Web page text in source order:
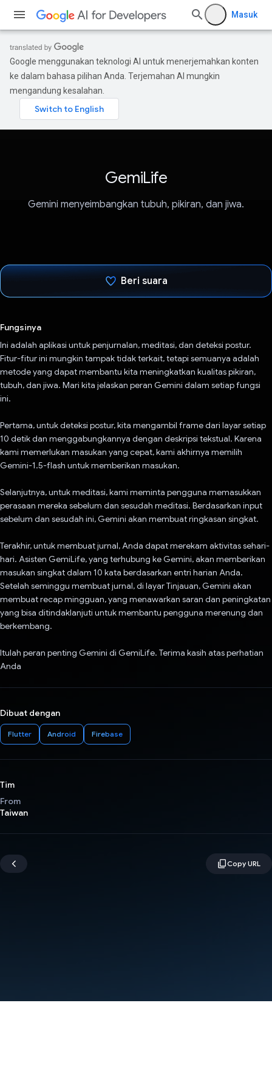
Masuk
Google menggunakan teknologi AI untuk menerjemahkan konten
ke dalam bahasa pilihan Anda. Terjemahan AI mungkin
mengandung kesalahan.
GemiLife
Gemini menyeimbangkan tubuh, pikiran, dan jiwa.
Beri suara
Fungsinya
Ini adalah aplikasi untuk penjurnalan, meditasi, dan deteksi postur.
Fitur-fitur ini mungkin tampak tidak terkait, tetapi semuanya adalah
metode yang dapat membantu kita meningkatkan kualitas pikiran,
tubuh, dan jiwa. Mari kita jelaskan peran Gemini dalam setiap fungsi
ini.
Pertama, untuk deteksi postur, kita mengambil frame dari layar setiap
10 detik dan menggabungkannya dengan deskripsi tekstual. Karena
kami memerlukan masukan yang cepat, kami akhirnya memilih
Gemini-1.5-flash untuk memberikan masukan.
Selanjutnya, untuk meditasi, kami meminta pengguna memasukkan
perasaan mereka sebelum dan sesudah meditasi. Berdasarkan input
sebelum dan sesudah ini, Gemini akan membuat ringkasan singkat.
Terakhir, untuk membuat jurnal, Anda dapat merekam aktivitas sehari-
hari. Asisten GemiLife, yang terhubung ke Gemini, akan memberikan
masukan singkat dalam 10 kata berdasarkan entri harian Anda.
Setelah seminggu membuat jurnal, di layar Tinjauan, Gemini akan
membuat recap mingguan, yang menawarkan saran dan peningkatan
yang bisa ditindaklanjuti untuk membantu pengguna merenung dan
berkembang.
Itulah peran penting Gemini di GemiLife. Terima kasih atas perhatian
Anda
Dibuat dengan
Flutter Android Firebase
Tim
From
Taiwan